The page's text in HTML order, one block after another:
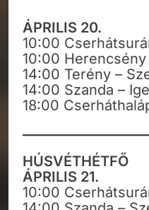
ÁPRILIS 20.
10:00
10:00
14:00 Terény –
14:00 Szanda –
18:00
HÚSVÉTHÉTFŐ
ÁPRILIS 21.
10:00